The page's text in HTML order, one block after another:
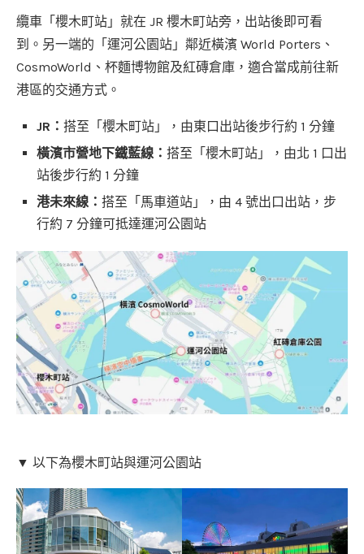
纜車「櫻木町站」就在 JR 櫻木町站旁，出站後即可看
到。另一端的「運河公園站」鄰近橫濱 World Porters、
CosmoWorld、杯麵博物館及紅磚倉庫，適合當成前往新
港區的交通方式。
JR： 搭至「櫻木町站」，由東口出站後步行約 1 分鐘
橫濱市營地下鐵藍線： 搭至「櫻木町站」，由北 1 口出
站後步行約 1 分鐘
港未來線： 搭至「馬車道站」，由 4 號出口出站，步
行約 7 分鐘可抵達運河公園站
▼ 以下為櫻木町站與運河公園站